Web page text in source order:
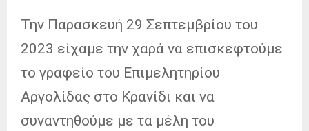
Την Παρασκευή 29 Σεπτεμβρίου του
2023 είχαμε την χαρά να επισκεφτούμε
το γραφείο του Επιμελητηρίου
Αργολίδας στο Κρανίδι και να
συναντηθούμε με τα μέλη του